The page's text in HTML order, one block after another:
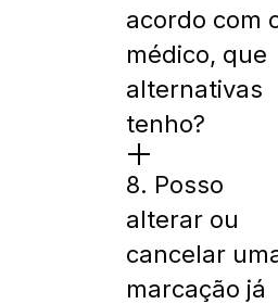
acordo com
médico, que
alternativas
tenho?
8. Posso
alterar ou
cancelar
marcação já